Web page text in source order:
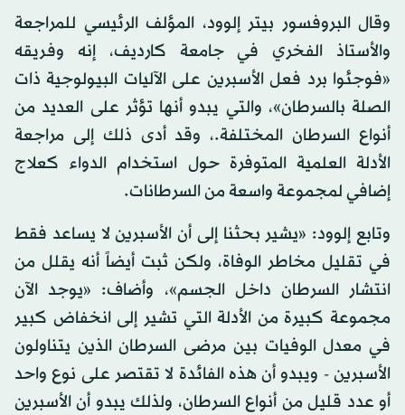
وقال البروفسور بيتر إلوود، المؤلف الرئيسي للمراجعة
والأستاذ الفخري في جامعة كارديف، إنه وفريقه
«فوجئوا برد فعل الأسبرين على الآليات البيولوجية ذات
الصلة بالسرطان»، والتي يبدو أنها تؤثر على العديد من
أنواع السرطان المختلفة.، وقد أدى ذلك إلى مراجعة
الأدلة العلمية المتوفرة حول استخدام الدواء كعلاج
إضافي لمجموعة واسعة من السرطانات.
وتابع إلوود: «يشير بحثنا إلى أن الأسبرين لا يساعد فقط
في تقليل مخاطر الوفاة، ولكن ثبت أيضاً أنه يقلل من
انتشار السرطان داخل الجسم»، وأضاف: «يوجد الآن
مجموعة كبيرة من الأدلة التي تشير إلى انخفاض كبير
في معدل الوفيات بين مرضى السرطان الذين يتناولون
الأسبرين - ويبدو أن هذه الفائدة لا تقتصر على نوع واحد
أو عدد قليل من أنواع السرطان، ولذلك يبدو أن الأسبرين